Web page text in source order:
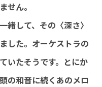
せん。
緒して、その〈深さ〉
した。オーケストラの
いたそうです。とにか
の和音に続くあのメロ